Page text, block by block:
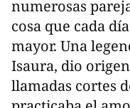
numerosas
cosa que cada
mayor. Una
Isaura, dio
llamadas cortes